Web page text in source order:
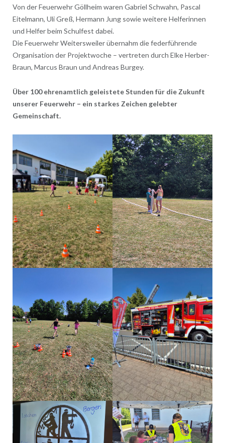
Von der Feuerwehr Göllheim waren Gabriel Schwahn, Pascal
Eitelmann, Uli Greß, Hermann Jung sowie weitere Helferinnen
und Helfer beim Schulfest dabei.
Die Feuerwehr Weitersweiler übernahm die federführende
Organisation der Projektwoche – vertreten durch Elke Herber-
Braun, Marcus Braun und Andreas Burgey.
Über 100 ehrenamtlich geleistete Stunden für die Zukunft
unserer Feuerwehr – ein starkes Zeichen gelebter
Gemeinschaft.